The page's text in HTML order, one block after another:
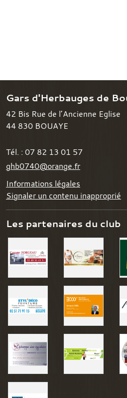
Gars d'Herbauges de
42 Bis Rue de l’Ancienne Eglise
44 830 BOUAYE
Tél. : 07 82 13 01 57
ghb0740@orange.fr
Informations légales
Signaler un contenu inapproprié
Les partenaires du club